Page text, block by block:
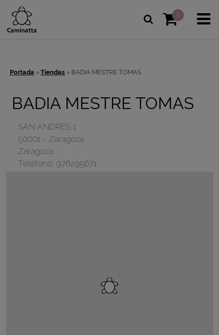
0
Portada » Tiendas » BADIA MESTRE TOMAS
BADIA MESTRE TOMAS
SAN ANDRES 1
50001 - Zaragoza
Zaragoza
Teléfono: 976295671